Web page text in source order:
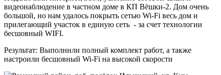
видеонаблюдение в частном доме в КП Вёшки-2. Дом очень
большой, но нам удалось покрыть сетью Wi-Fi весь дом и
прилегающий участок в единую сеть - за счет технологии
бесшовный WIFI.
Результат: Выполнили полный комплект работ, а также
настроили бесшовный Wi-Fi на высокой скорости